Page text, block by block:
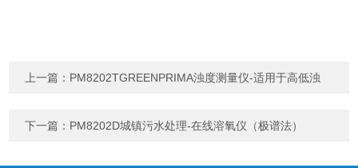
上一篇： PM8202TGREENPRIMA浊度测量仪-适用于高低浊
下一篇： PM8202D城镇污水处理-在线溶氧仪（极谱法）